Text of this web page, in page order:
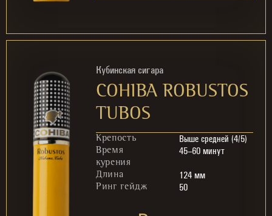
Кубинская сигара
COHIBA ROBUSTOS
TUBOS
Крепость Выше средней (4/5)
Время
курения
45–60 минут
Длина 124 мм
Ринг гейдж 50